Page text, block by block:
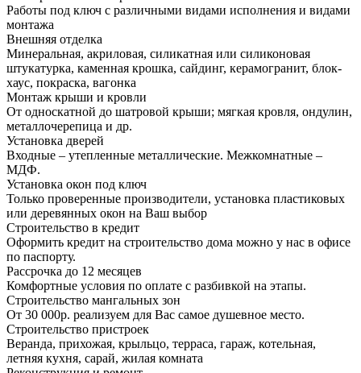
Работы под ключ с различными видами исполнения и видами
монтажа
Внешняя отделка
Минеральная, акриловая, силикатная или силиконовая
штукатурка, каменная крошка, сайдинг, керамогранит, блок-
хаус, покраска, вагонка
Монтаж крыши и кровли
От односкатной до шатровой крыши; мягкая кровля, ондулин,
металлочерепица и др.
Установка дверей
Входные – утепленные металлические. Межкомнатные –
МДФ.
Установка окон под ключ
Только проверенные производители, установка пластиковых
или деревянных окон на Ваш выбор
Строительство в кредит
Оформить кредит на строительство дома можно у нас в офисе
по паспорту.
Рассрочка до 12 месяцев
Комфортные условия по оплате с разбивкой на этапы.
Строительство мангальных зон
От 30 000р. реализуем для Вас самое душевное место.
Строительство пристроек
Веранда, прихожая, крыльцо, терраса, гараж, котельная,
летняя кухня, сарай, жилая комната